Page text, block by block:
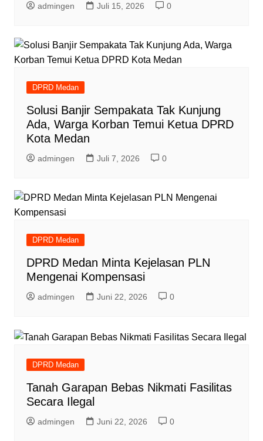
admingen Juli 15, 2026 0
DPRD Medan
Solusi Banjir Sempakata Tak Kunjung
Ada, Warga Korban Temui Ketua DPRD
Kota Medan
admingen Juli 7, 2026 0
DPRD Medan
DPRD Medan Minta Kejelasan PLN
Mengenai Kompensasi
admingen Juni 22, 2026 0
DPRD Medan
Tanah Garapan Bebas Nikmati Fasilitas
Secara Ilegal
admingen Juni 22, 2026 0